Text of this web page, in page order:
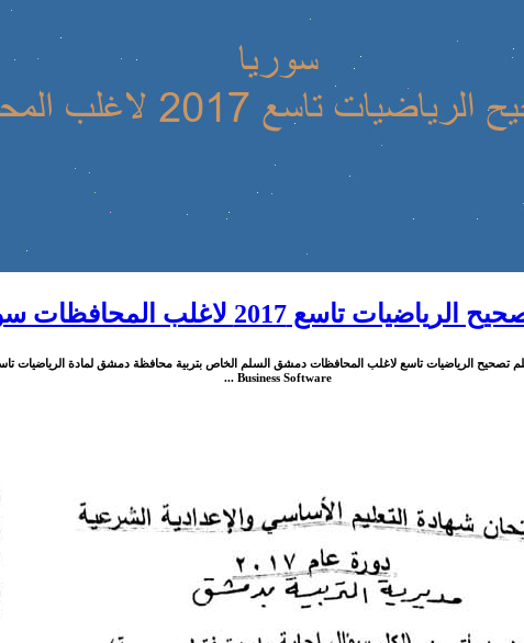
تاسع 2017 لاغلب المحافظات سوريا
الرياضيات تاسع لاغلب المحافظات دمشق السلم الخاص بتربية محافظة دمشق لمادة الرياضيات تاسع
Business Software ...